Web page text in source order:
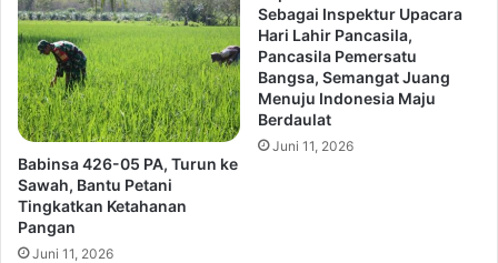
Babinsa 426-05 PA, Turun ke
Sawah, Bantu Petani
Tingkatkan Ketahanan
Pangan
Juni 11, 2026
Sebagai Inspektur Upacara
Hari Lahir Pancasila,
Pancasila Pemersatu
Bangsa, Semangat Juang
Menuju Indonesia Maju
Berdaulat
Juni 11, 2026